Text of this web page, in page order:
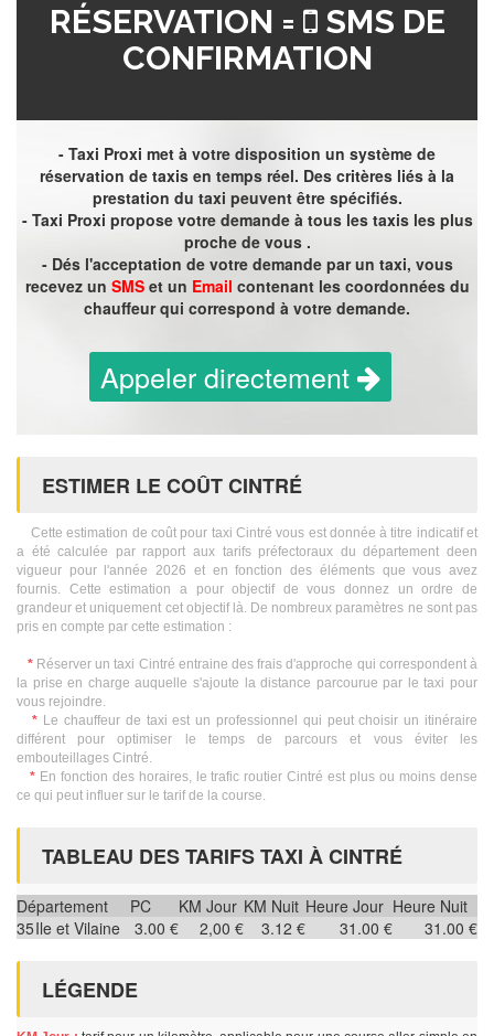
RÉSERVATION =
SMS DE
CONFIRMATION
- Taxi Proxi met à votre disposition un système de
réservation de taxis en temps réel. Des critères liés à la
prestation du taxi peuvent être spécifiés.
- Taxi Proxi propose votre demande à tous les taxis les plus
proche de vous .
- Dés l'acceptation de votre demande par un taxi, vous
recevez un SMSet un Email contenant les coordonnées du
chauffeur qui correspond à votre demande.
Appeler directement
ESTIMER LE COÛT CINTRÉ
Cette estimation de coût pour taxi Cintré vous est donnée à titre indicatif et
a été calculée par rapport aux tarifs préfectoraux du département deen
vigueur pour l'année 2026 et en fonction des éléments que vous avez
fournis. Cette estimation a pour objectif de vous donnez un ordre de
grandeur et uniquement cet objectif là. De nombreux paramètres ne sont pas
pris en compte par cette estimation :
*Réserver un taxi Cintré entraine des frais d'approche qui correspondent à
la prise en charge auquelle s'ajoute la distance parcourue par le taxi pour
vous rejoindre.
* Le chauffeur de taxi est un professionnel qui peut choisir un itinéraire
différent pour optimiser le temps de parcours et vous éviter les
embouteillages Cintré.
*En fonction des horaires, le trafic routier Cintré est plus ou moins dense
ce qui peut influer sur le tarif de la course.
TABLEAU DES TARIFS TAXI À CINTRÉ
Département PC KM Jour KM Nuit Heure Jour Heure Nuit
35Ile et Vilaine 3.00 € 2,00 € 3.12 € 31.00 € 31.00 €
LÉGENDE